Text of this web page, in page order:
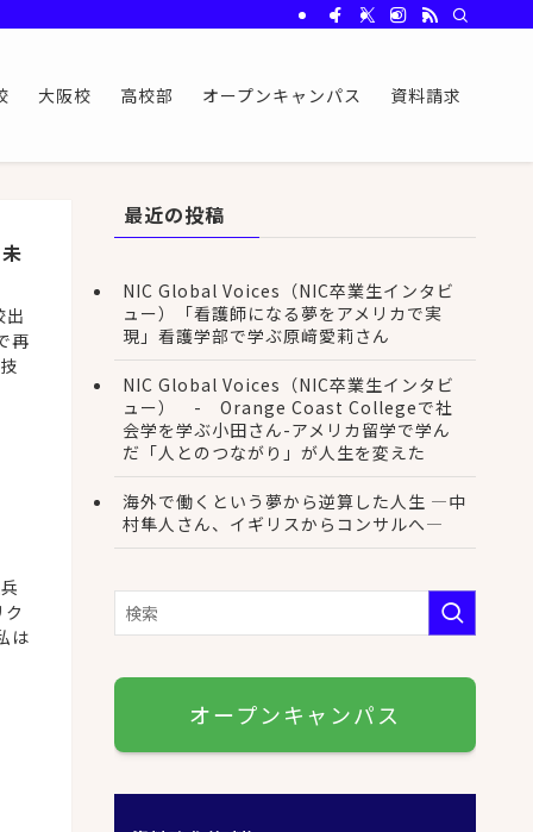
大阪校 高校部 オープンキャンパス 資料請求
出
再
は
最近の投稿
NIC Global Voices（NIC卒業生インタビ
ュー）「看護師になる夢をアメリカで実
現」看護学部で学ぶ原﨑愛莉さん
NIC Global Voices（NIC卒業生インタビ
ュー） - Orange Coast Collegeで社
会学を学ぶ小田さん-アメリカ留学で学ん
だ「人とのつながり」が人生を変えた
海外で働くという夢から逆算した人生 ―中
村隼人さん、イギリスからコンサルへ―
オープンキャンパス